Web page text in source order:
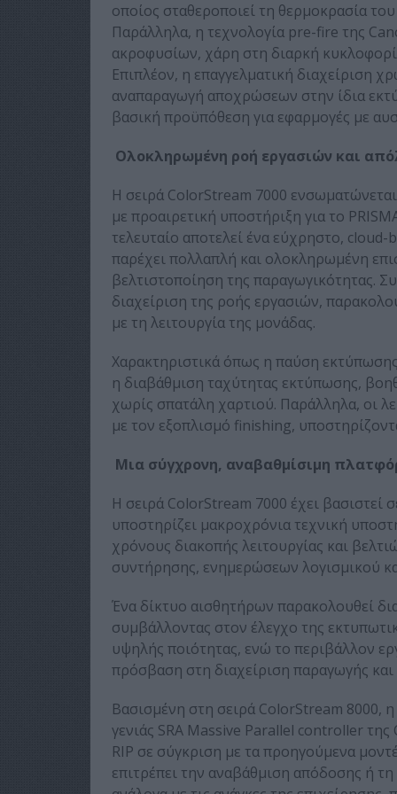
οποίος σταθεροποιεί τη θερμοκρασία
Παράλληλα, η τεχνολογία pre-fire της
ακροφυσίων, χάρη στη διαρκή
Επιπλέον, η επαγγελματική διαχείριση
αναπαραγωγή αποχρώσεων στην ίδια
βασική προϋπόθεση για εφαρμογές με
Ολοκληρωμένη ροή εργασιών και
Η σειρά ColorStream 7000
με προαιρετική υποστήριξη για το
τελευταίο αποτελεί ένα εύχρηστο,
παρέχει πολλαπλή και ολοκληρωμένη
βελτιστοποίηση της παραγωγικότητας.
διαχείριση της ροής εργασιών,
με τη λειτουργία της μονάδας.
Χαρακτηριστικά όπως η παύση
η διαβάθμιση ταχύτητας εκτύπωσης,
χωρίς σπατάλη χαρτιού. Παράλληλα, οι
με τον εξοπλισμό finishing,
Μια σύγχρονη, αναβαθμίσιμη
Η σειρά ColorStream 7000 έχει
υποστηρίζει μακροχρόνια τεχνική
χρόνους διακοπής λειτουργίας και
συντήρησης, ενημερώσεων λογισμικού
Ένα δίκτυο αισθητήρων παρακολουθεί
συμβάλλοντας στον έλεγχο της
υψηλής ποιότητας, ενώ το περιβάλλον
πρόσβαση στη διαχείριση παραγωγής
Βασισμένη στη σειρά ColorStream 8000,
γενιάς SRA Massive Parallel controller
RIP σε σύγκριση με τα προηγούμενα
επιτρέπει την αναβάθμιση απόδοσης ή